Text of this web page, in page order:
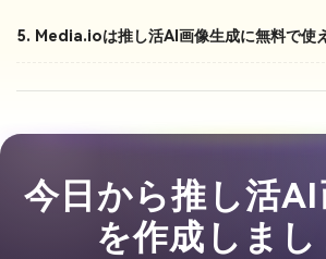
5. Media.ioは推し活AI画像生成に無料で使
今日から推し活
を作成しまし